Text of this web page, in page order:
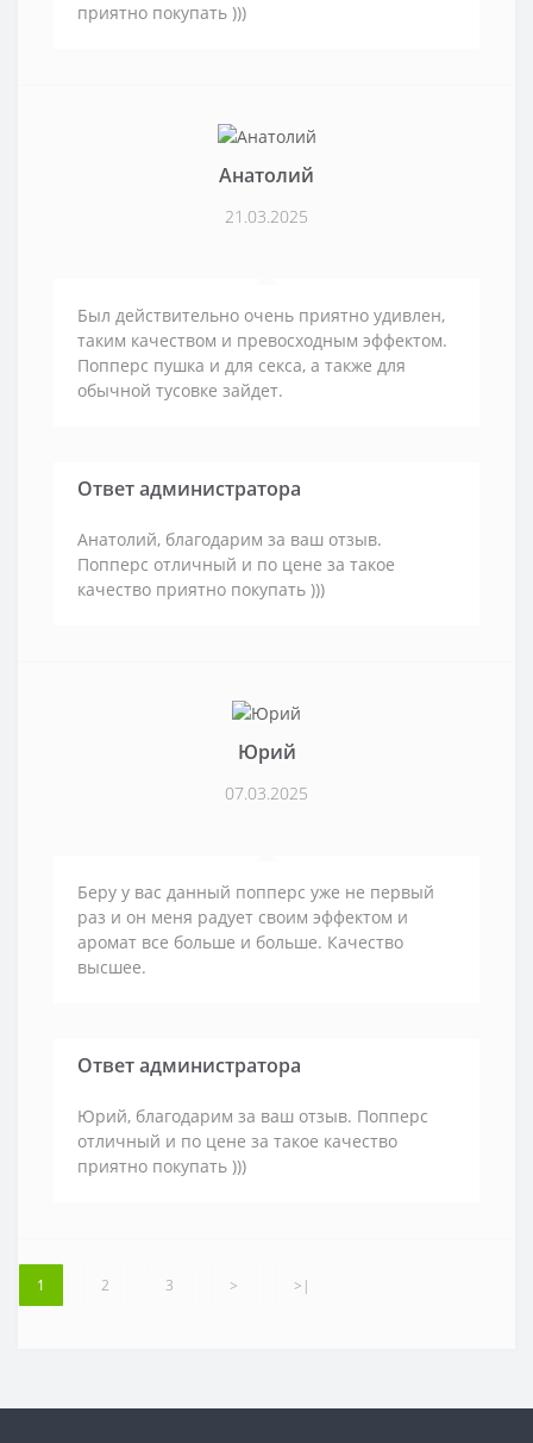
приятно покупать )))
Анатолий
21.03.2025
Был действительно очень приятно удивлен,
таким качеством и превосходным эффектом.
Попперс пушка и для секса, а также для
обычной тусовке зайдет.
Ответ администратора
Анатолий, благодарим за ваш отзыв.
Попперс отличный и по цене за такое
качество приятно покупать )))
Юрий
07.03.2025
Беру у вас данный попперс уже не первый
раз и он меня радует своим эффектом и
аромат все больше и больше. Качество
высшее.
Ответ администратора
Юрий, благодарим за ваш отзыв. Попперс
отличный и по цене за такое качество
приятно покупать )))
1 2 3 > >|